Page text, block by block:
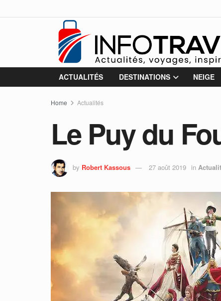
ACTUALITÉS DESTINATIONS NEIGE
Home Actualités
Le Puy du
by Robert Kassous 27 août 2019 in